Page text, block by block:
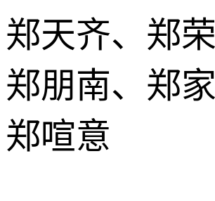
郑天齐、郑荣
郑朋南、郑家
郑喧意